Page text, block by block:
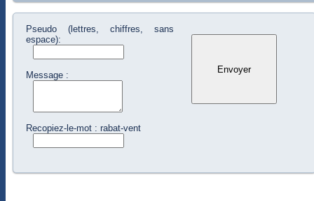
Pseudo (lettres, chiffres, sans
espace):
Message :
Recopiez-le-mot : rabat-vent